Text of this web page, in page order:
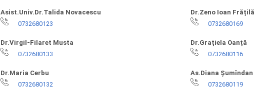
Asist.Univ.Dr.Talida Novacescu
0732680123
Dr.Virgil-Filaret Musta
0732680133
Dr.Maria Cerbu
0732680132
Dr.Zeno Ioan Frățilă
0732680169
Dr.Grațiela Oanță
0732680116
As.Diana Șumîndan
0732680119